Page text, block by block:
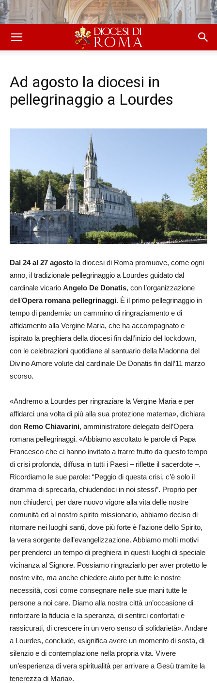
Ad agosto la diocesi in
pellegrinaggio a Lourdes
Dal 24 al 27 agosto la diocesi di Roma promuove, come ogni
anno, il tradizionale pellegrinaggio a Lourdes guidato dal
cardinale vicario Angelo De Donatis, con l’organizzazione
dell’Opera romana pellegrinaggi. È il primo pellegrinaggio in
tempo di pandemia: un cammino di ringraziamento e di
affidamento alla Vergine Maria, che ha accompagnato e
ispirato la preghiera della diocesi fin dall’inizio del lockdown,
con le celebrazioni quotidiane al santuario della Madonna del
Divino Amore volute dal cardinale De Donatis fin dall’11 marzo
scorso.
«Andremo a Lourdes per ringraziare la Vergine Maria e per
affidarci una volta di più alla sua protezione materna», dichiara
don Remo Chiavarini, amministratore delegato dell’Opera
romana pellegrinaggi. «Abbiamo ascoltato le parole di Papa
Francesco che ci hanno invitato a trarre frutto da questo tempo
di crisi profonda, diffusa in tutti i Paesi – riflette il sacerdote –.
Ricordiamo le sue parole: “Peggio di questa crisi, c’è solo il
dramma di sprecarla, chiudendoci in noi stessi”. Proprio per
non chiuderci, per dare nuovo vigore alla vita delle nostre
comunità ed al nostro spirito missionario, abbiamo deciso di
ritornare nei luoghi santi, dove più forte è l’azione dello Spirito,
la vera sorgente dell’evangelizzazione. Abbiamo molti motivi
per prenderci un tempo di preghiera in questi luoghi di speciale
vicinanza al Signore. Possiamo ringraziarlo per aver protetto le
nostre vite, ma anche chiedere aiuto per tutte le nostre
necessità, così come consegnare nelle sue mani tutte le
persone a noi care. Diamo alla nostra città un’occasione di
rinforzare la fiducia e la speranza, di sentirci confortati e
rassicurati, di crescere in un vero senso di solidarietà». Andare
a Lourdes, conclude, «significa avere un momento di sosta, di
silenzio e di contemplazione nella propria vita. Vivere
un’esperienza di vera spiritualità per arrivare a Gesù tramite la
tenerezza di Maria».